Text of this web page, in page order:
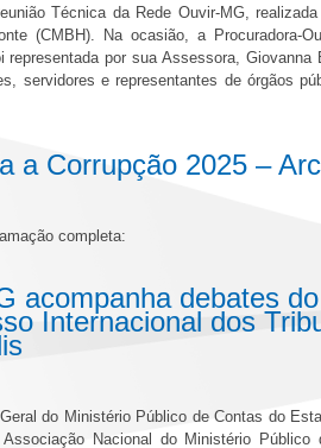
Técnica da Rede Ouvir-MG,
(CMBH). Na ocasião, a Procuradora-
representada por sua Assessora,
servidores e representantes de órgãos
a Corrupção 2025 –
completa:
acompanha debates
Internacional dos
do Ministério Público de Contas do
Associação Nacional do Ministério Público